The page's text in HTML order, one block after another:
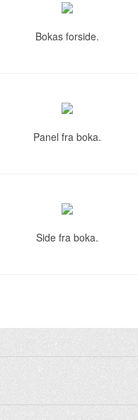
Bokas forside.
Panel fra boka.
Side fra boka.